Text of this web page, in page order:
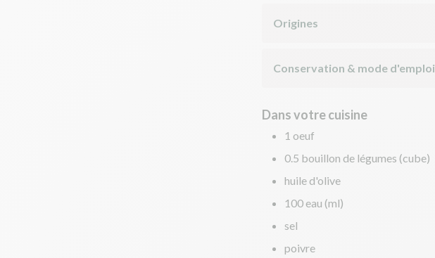
Origines
Conservation & mode d'emploi
Dans votre cuisine
1 oeuf
0.5 bouillon de légumes (cube)
huile d'olive
100 eau (ml)
sel
poivre